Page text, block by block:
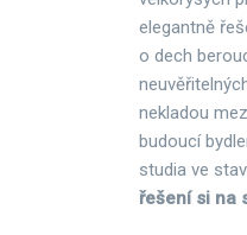
elegantně
o dech
nekladou
budoucí
studia ve
řešení si na